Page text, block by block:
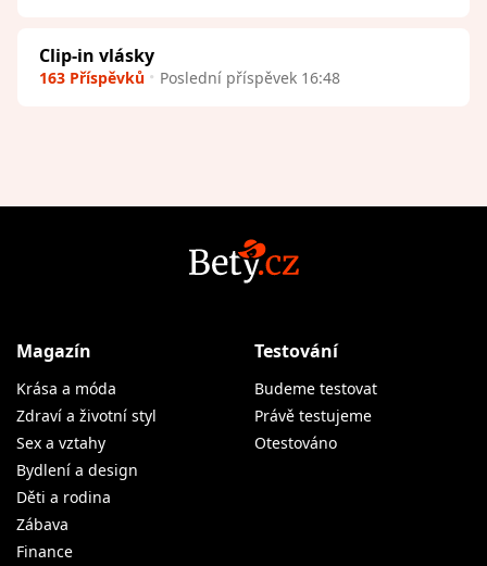
Clip-in vlásky
163 Příspěvků Poslední příspěvek 16:48
Magazín
Krása a móda
Zdraví a životní styl
Sex a vztahy
Bydlení a design
Děti a rodina
Zábava
Finance
Testování
Budeme testovat
Právě testujeme
Otestováno